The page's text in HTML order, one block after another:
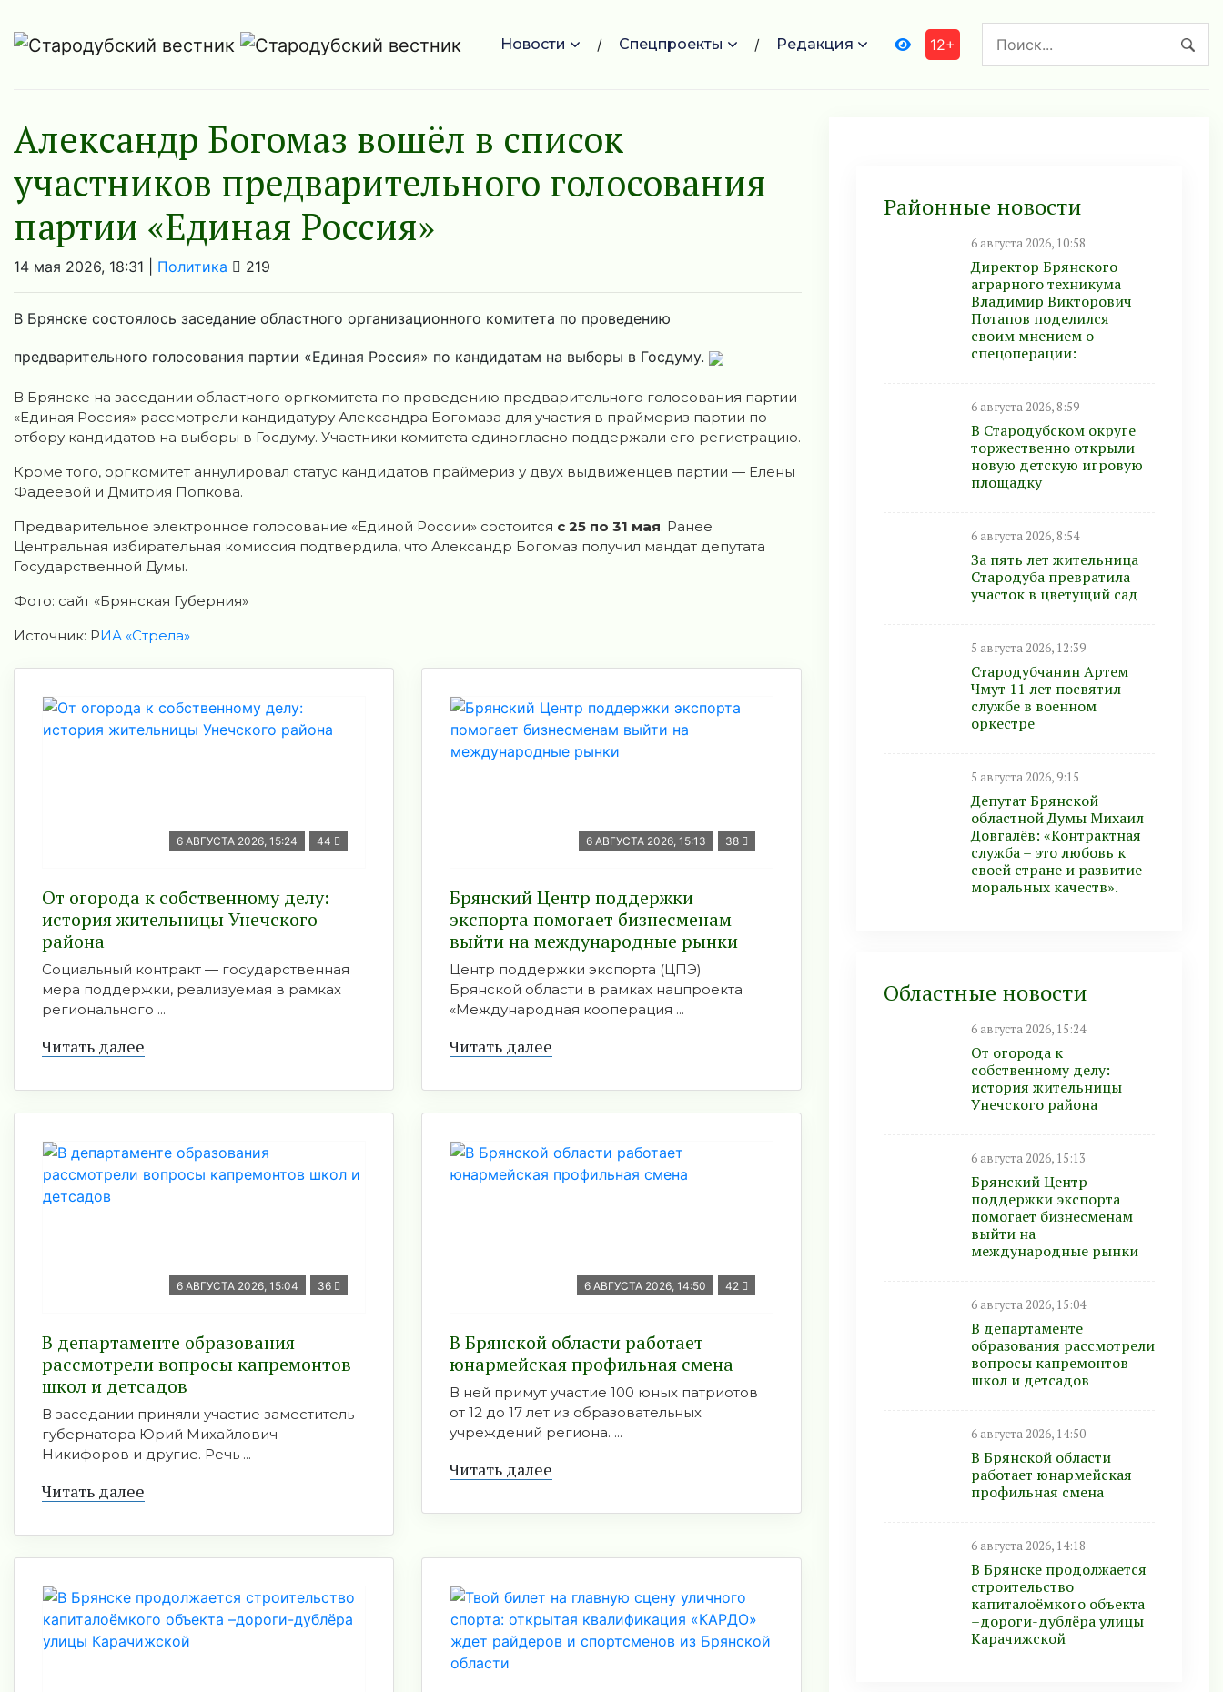
Новости Спецпроекты Редакция 12+
Александр Богомаз вошёл в список
участников предварительного голосования
партии «Единая Россия»
14 мая 2026, 18:31 | Политика 219
В Брянске состоялось заседание областного организационного комитета по проведению
предварительного голосования партии «Единая Россия» по кандидатам на выборы в Госдуму.
В Брянске на заседании областного оргкомитета по проведению предварительного голосования партии
«Единая Россия» рассмотрели кандидатуру Александра Богомаза для участия в праймериз партии по
отбору кандидатов на выборы в Госдуму. Участники комитета единогласно поддержали его регистрацию.
Кроме того, оргкомитет аннулировал статус кандидатов праймериз у двух выдвиженцев партии — Елены
Фадеевой и Дмитрия Попкова.
Предварительное электронное голосование «Единой России» состоится с 25 по 31 мая. Ранее
Центральная избирательная комиссия подтвердила, что Александр Богомаз получил мандат депутата
Государственной Думы.
Фото: сайт «Брянская Губерния»
Источник: РИА «Стрела»
6 АВГУСТА 2026, 15:24 44
От огорода к собственному делу:
история жительницы Унечского
района
Социальный контракт — государственная
мера поддержки, реализуемая в рамках
регионального ...
Читать далее
6 АВГУСТА 2026, 15:13 38
Брянский Центр поддержки
экспорта помогает бизнесменам
выйти на международные рынки
Центр поддержки экспорта (ЦПЭ)
Брянской области в рамках нацпроекта
«Международная кооперация ...
Читать далее
6 АВГУСТА 2026, 15:04 36
В департаменте образования
рассмотрели вопросы капремонтов
школ и детсадов
В заседании приняли участие заместитель
губернатора Юрий Михайлович
Никифоров и другие. Речь ...
Читать далее
6 АВГУСТА 2026, 14:50 42
В Брянской области работает
юнармейская профильная смена
В ней примут участие 100 юных патриотов
от 12 до 17 лет из образовательных
учреждений региона. ...
Читать далее
Районные новости
6 августа 2026, 10:58
Директор Брянского
аграрного техникума
Владимир Викторович
Потапов поделился
своим мнением о
спецоперации:
6 августа 2026, 8:59
В Стародубском округе
торжественно открыли
новую детскую игровую
площадку
6 августа 2026, 8:54
За пять лет жительница
Стародуба превратила
участок в цветущий сад
5 августа 2026, 12:39
Стародубчанин Артем
Чмут 11 лет посвятил
службе в военном
оркестре
5 августа 2026, 9:15
Депутат Брянской
областной Думы Михаил
Довгалёв: «Контрактная
служба – это любовь к
своей стране и развитие
моральных качеств».
Областные новости
6 августа 2026, 15:24
От огорода к
собственному делу:
история жительницы
Унечского района
6 августа 2026, 15:13
Брянский Центр
поддержки экспорта
помогает бизнесменам
выйти на
международные рынки
6 августа 2026, 15:04
В департаменте
образования рассмотрели
вопросы капремонтов
школ и детсадов
6 августа 2026, 14:50
В Брянской области
работает юнармейская
профильная смена
6 августа 2026, 14:18
В Брянске продолжается
строительство
капиталоёмкого объекта
–дороги-дублёра улицы
Карачижской